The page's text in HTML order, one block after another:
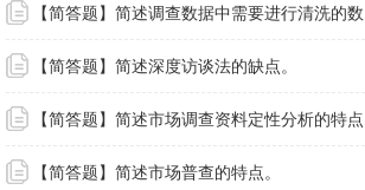
【简答题】简述调查数据中需要进行清洗的数
【简答题】简述深度访谈法的缺点。
【简答题】简述市场调查资料定性分析的特点
【简答题】简述市场普查的特点。